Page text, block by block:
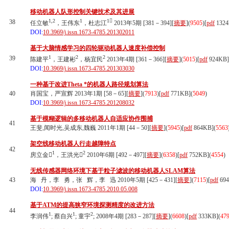
38
移动机器人队形控制关键技术及其进展
任立敏1,2 ，王伟东1 ，杜志江1 2013年5期 [381－394][摘要](9505)[pdf
DOI:10.3969/j.issn.1673-4785.201302011
39
基于大脑情感学习的四轮驱动机器人速度补偿控制
陈建平1 ，王建彬2 ，杨宜民2 2013年4期 [361－366][摘要](5015)[pdf 924KB]
DOI:10.3969/j.issn.1673-4785.201303030
40
一种基于改进Theta *的机器人路径规划算法
肖国宝，严宣辉 2013年1期 [58－65][摘要](7913)[pdf 771KB](5049)
DOI:10.3969/j.issn.1673-4785.201208032
41
基于模糊逻辑的多移动机器人自适应协作围捕
王斐,闻时光,吴成东,魏巍 2011年1期 [44－50][摘要](5945)[pdf 864KB](5563
42
架空线移动机器人行走越障特点
房立金1 ，王洪光2 2010年6期 [492－497][摘要](6358)[pdf 752KB](4554)
43
无线传感器网络环境下基于粒子滤波的移动机器人SLAM算法
海 丹，李 勇，张 辉，李 迅 2010年5期 [425－431][摘要](7115)[pdf
DOI:10.3969/j.issn.1673-4785.2010.05.008
44
基于ATM的提高狭窄环境探测精度的改进方法
李润伟1 ; 蔡自兴1 ; 童宇2; 2008年4期 [283－287][摘要](6608)[pdf 333KB](